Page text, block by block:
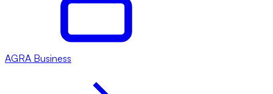
AGRA Business